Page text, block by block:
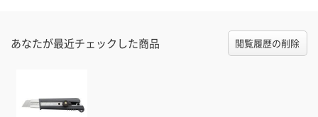
あなたが最近チェックした商品 閲覧履歴の削除